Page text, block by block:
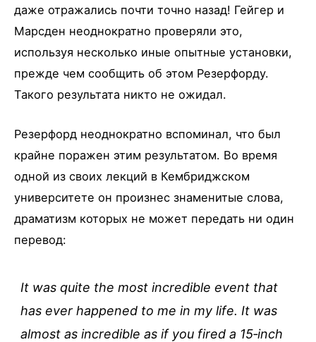
даже отражались почти точно назад! Гейгер и
Марсден неоднократно проверяли это,
используя несколько иные опытные установки,
прежде чем сообщить об этом Резерфорду.
Такого результата никто не ожидал.
Резерфорд неоднократно вспоминал, что был
крайне поражен этим результатом. Во время
одной из своих лекций в Кембриджском
университете он произнес знаменитые слова,
драматизм которых не может передать ни один
перевод:
It was quite the most incredible event that
has ever happened to me in my life. It was
almost as incredible as if you fired a 15‑inch